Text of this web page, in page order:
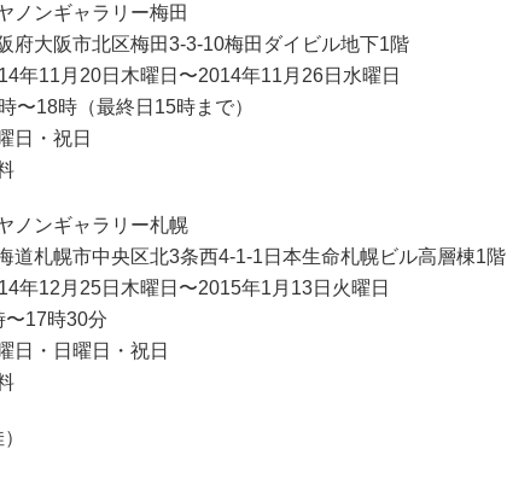
ノンギャラリー梅田
府大阪市北区梅田3-3-10梅田ダイビル地下1階
年11月20日木曜日〜2014年11月26日水曜日
〜18時（最終日15時まで）
日・祝日
ノンギャラリー札幌
道札幌市中央区北3条西4-1-1日本生命札幌ビル高層棟1階
年12月25日木曜日〜2015年1月13日火曜日
〜17時30分
日・日曜日・祝日